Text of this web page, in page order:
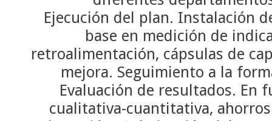
Ejecución del plan. Instalación
base en medición de
retroalimentación, cápsulas de
mejora. Seguimiento a la
Evaluación de resultados. En
cualitativa-cuantitativa,